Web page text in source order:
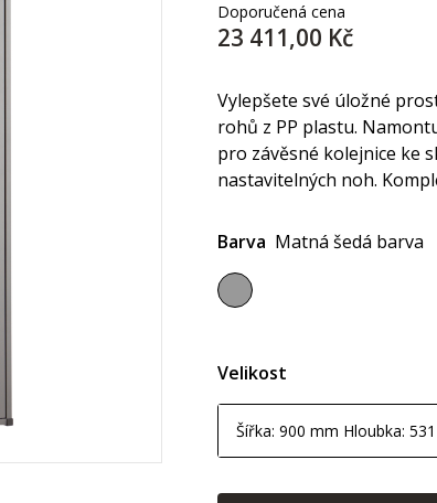
Doporučená cena
23 411,00 Kč
Vylepšete své úložné
rohů z PP plastu.
pro závěsné kolejnice ke
nastavitelných noh.
Barva Matná šedá barva
Velikost
Šířka: 900 mm Hloubka: